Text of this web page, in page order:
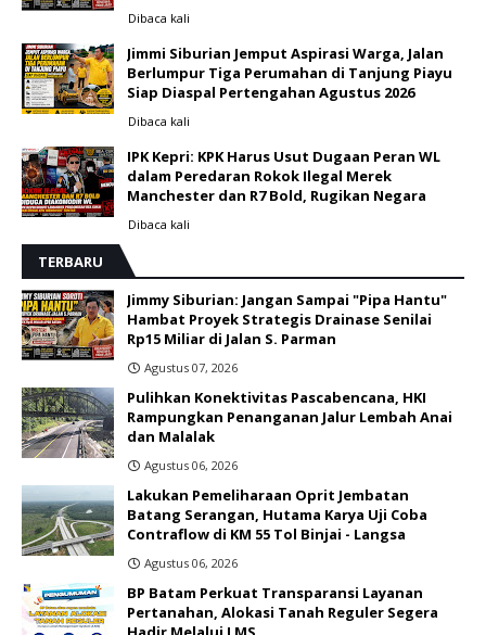
Dibaca kali
Jimmi Siburian Jemput Aspirasi Warga, Jalan
Berlumpur Tiga Perumahan di Tanjung Piayu
Siap Diaspal Pertengahan Agustus 2026 ‎
Dibaca kali
IPK Kepri: KPK Harus Usut Dugaan Peran WL
dalam Peredaran Rokok Ilegal Merek
Manchester dan R7 Bold, Rugikan Negara
Dibaca kali
TERBARU
Jimmy Siburian: Jangan Sampai "Pipa Hantu"
Hambat Proyek Strategis Drainase Senilai
Rp15 Miliar di Jalan S. Parman
Agustus 07, 2026
Pulihkan Konektivitas Pascabencana, HKI
Rampungkan Penanganan Jalur Lembah Anai
dan Malalak
Agustus 06, 2026
Lakukan Pemeliharaan Oprit Jembatan
Batang Serangan, Hutama Karya Uji Coba
Contraflow di KM 55 Tol Binjai - Langsa
Agustus 06, 2026
BP Batam Perkuat Transparansi Layanan
Pertanahan, Alokasi Tanah Reguler Segera